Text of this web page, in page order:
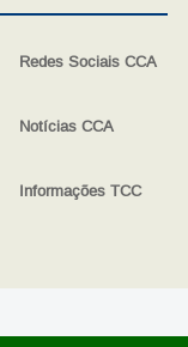
Redes Sociais CCA
Notícias CCA
Informações TCC